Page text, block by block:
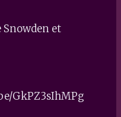
Snowden et
GkPZ3sIhMPg